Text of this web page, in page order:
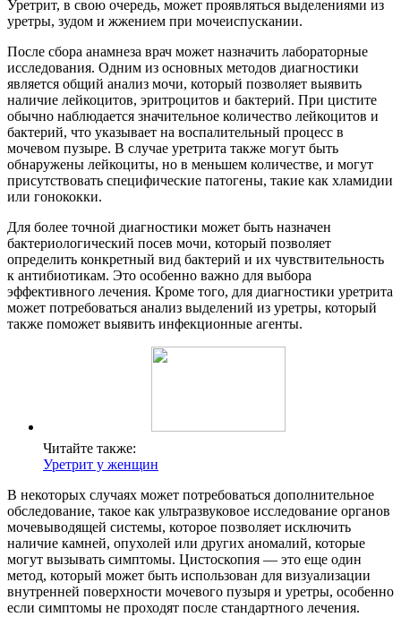
Уретрит, в свою очередь, может проявляться выделениями из
уретры, зудом и жжением при мочеиспускании.
После сбора анамнеза врач может назначить лабораторные
исследования. Одним из основных методов диагностики
является общий анализ мочи, который позволяет выявить
наличие лейкоцитов, эритроцитов и бактерий. При цистите
обычно наблюдается значительное количество лейкоцитов и
бактерий, что указывает на воспалительный процесс в
мочевом пузыре. В случае уретрита также могут быть
обнаружены лейкоциты, но в меньшем количестве, и могут
присутствовать специфические патогены, такие как хламидии
или гонококки.
Для более точной диагностики может быть назначен
бактериологический посев мочи, который позволяет
определить конкретный вид бактерий и их чувствительность
к антибиотикам. Это особенно важно для выбора
эффективного лечения. Кроме того, для диагностики уретрита
может потребоваться анализ выделений из уретры, который
также поможет выявить инфекционные агенты.
Читайте также:
Уретрит у женщин
В некоторых случаях может потребоваться дополнительное
обследование, такое как ультразвуковое исследование органов
мочевыводящей системы, которое позволяет исключить
наличие камней, опухолей или других аномалий, которые
могут вызывать симптомы. Цистоскопия — это еще один
метод, который может быть использован для визуализации
внутренней поверхности мочевого пузыря и уретры, особенно
если симптомы не проходят после стандартного лечения.